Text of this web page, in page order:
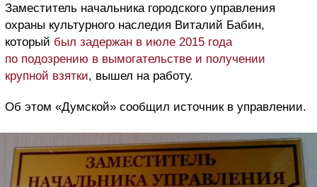
Заместитель начальника городского управления
охраны культурного наследия Виталий Бабин,
который был задержан в июле 2015 года
по подозрению в вымогательстве и получении
крупной взятки, вышел на работу.
Об этом «Думской» сообщил источник в управлении.